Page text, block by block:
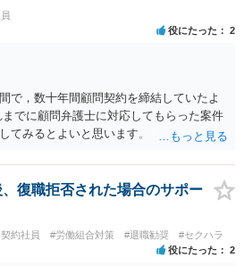
ススメ致します。
役にたった 2
で，数十年間顧問契約を締結していたよ
でに顧問弁護士に対応してもらった案件
てみるとよいと思います。 これにより，
士と面談をする際，そのような案件に対
と思います。 ただ，組合員の相談内容に
か，それともどのような分野でもよいと
ているかの観点も重要です。 組合員とす
きれば受任まで考えている場合も多いと
組合としての相談だけではなく，基本的
復職拒否された場合のサポー
約社員 #労働組合対策 #退職勧奨 #セクハラ
役にたった 2